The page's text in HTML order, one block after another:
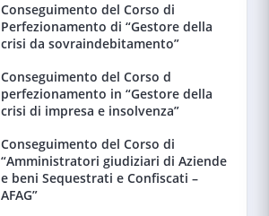
Conseguimento del Corso di
Perfezionamento di “Gestore della
crisi da sovraindebitamento”
Conseguimento del Corso d
perfezionamento in “Gestore della
crisi di impresa e insolvenza”
Conseguimento del Corso di
“Amministratori giudiziari di Aziende
e beni Sequestrati e Confiscati –
AFAG”